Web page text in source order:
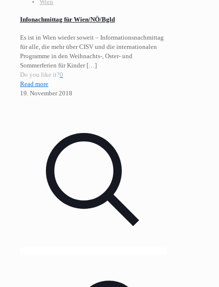
Wien
Infonachmittag für Wien/NÖ/Bgld
Es ist in Wien wieder soweit – Informationsnachmittag
für alle, die mehr über CISV und die internationalen
Programme in den Weihnachts-, Oster- und
Sommerferien für Kinder[…]
Do you like it?0
Read more
19. November 2018